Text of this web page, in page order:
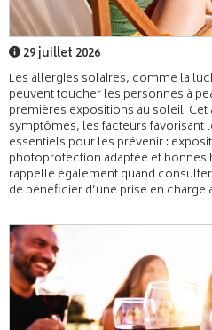
29 juillet 2026
Les allergies solaires, comme la
peuvent toucher les personnes à
premières expositions au soleil.
symptômes, les facteurs favorisant
essentiels pour les prévenir :
photoprotection adaptée et bonnes
rappelle également quand
de bénéficier d’une prise en charge